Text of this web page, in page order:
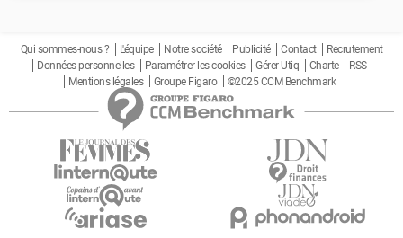
Qui sommes-nous ? L'équipe Notre société Publicité Contact
Recrutement
Données personnelles
Paramétrer les cookies Gérer Utiq Charte
RSS
Mentions légales
Groupe Figaro ©2025 CCM Benchmark